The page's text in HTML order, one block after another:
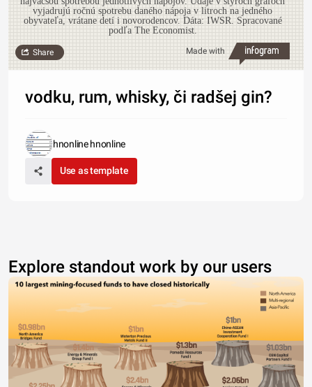
vyjadrujú ročnú spotrebu daného nápoja v litroch na jedného
obyvateľa, vrátane detí i novorodencov. Dáta: IWSR. Spracované
podľa The Economist.
Made with
Share
vodku, rum, whisky, či radšej gin?
hnonline hnonline
Use as template
Explore standout work by our users